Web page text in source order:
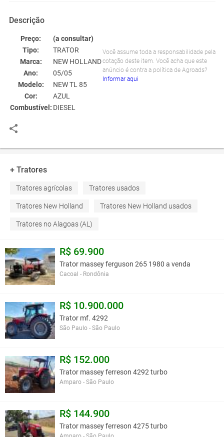
Descrição
Preço:
(a consultar)
Tipo:
TRATOR
Marca:
NEW HOLLAND
Ano:
05/05
Modelo:
NEW TL 85
Cor:
AZUL
Combustível: DIESEL
Você assume toda a responsabilidade pela
cotação deste item. Você acha que este
anúncio é contra a política de Agroads?
Informar aqui
+ Tratores
Tratores agrícolas Tratores usados
Tratores New Holland Tratores New Holland usados
Tratores no Alagoas (AL)
R$ 69.900
Trator massey ferguson 265 1980 a venda
Cacoal - Rondônia
R$ 10.900.000
Trator mf. 4292
São Paulo - São Paulo
R$ 152.000
Trator massey ferreson 4292 turbo
Amparo - São Paulo
R$ 144.900
Trator massey ferreson 4275 turbo